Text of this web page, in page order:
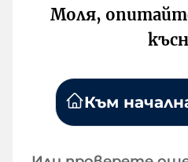
Моля,
Към